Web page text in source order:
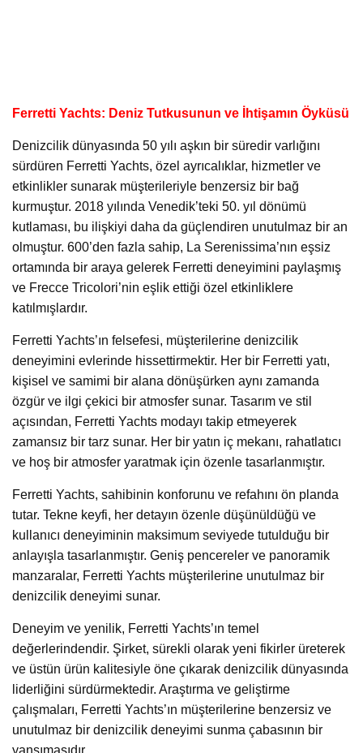
Ferretti Yachts: Deniz Tutkusunun ve İhtişamın Öyküsü
Denizcilik dünyasında 50 yılı aşkın bir süredir varlığını
sürdüren Ferretti Yachts, özel ayrıcalıklar, hizmetler ve
etkinlikler sunarak müşterileriyle benzersiz bir bağ
kurmuştur. 2018 yılında Venedik’teki 50. yıl dönümü
kutlaması, bu ilişkiyi daha da güçlendiren unutulmaz bir an
olmuştur. 600’den fazla sahip, La Serenissima’nın eşsiz
ortamında bir araya gelerek Ferretti deneyimini paylaşmış
ve Frecce Tricolori’nin eşlik ettiği özel etkinliklere
katılmışlardır.
Ferretti Yachts’ın felsefesi, müşterilerine denizcilik
deneyimini evlerinde hissettirmektir. Her bir Ferretti yatı,
kişisel ve samimi bir alana dönüşürken aynı zamanda
özgür ve ilgi çekici bir atmosfer sunar. Tasarım ve stil
açısından, Ferretti Yachts modayı takip etmeyerek
zamansız bir tarz sunar. Her bir yatın iç mekanı, rahatlatıcı
ve hoş bir atmosfer yaratmak için özenle tasarlanmıştır.
Ferretti Yachts, sahibinin konforunu ve refahını ön planda
tutar. Tekne keyfi, her detayın özenle düşünüldüğü ve
kullanıcı deneyiminin maksimum seviyede tutulduğu bir
anlayışla tasarlanmıştır. Geniş pencereler ve panoramik
manzaralar, Ferretti Yachts müşterilerine unutulmaz bir
denizcilik deneyimi sunar.
Deneyim ve yenilik, Ferretti Yachts’ın temel
değerlerindendir. Şirket, sürekli olarak yeni fikirler üreterek
ve üstün ürün kalitesiyle öne çıkarak denizcilik dünyasında
liderliğini sürdürmektedir. Araştırma ve geliştirme
çalışmaları, Ferretti Yachts’ın müşterilerine benzersiz ve
unutulmaz bir denizcilik deneyimi sunma çabasının bir
yansımasıdır.